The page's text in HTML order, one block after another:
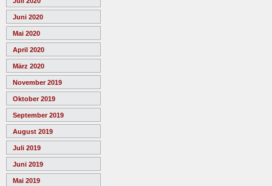
Juni 2020
Mai 2020
April 2020
März 2020
November 2019
Oktober 2019
September 2019
August 2019
Juli 2019
Juni 2019
Mai 2019